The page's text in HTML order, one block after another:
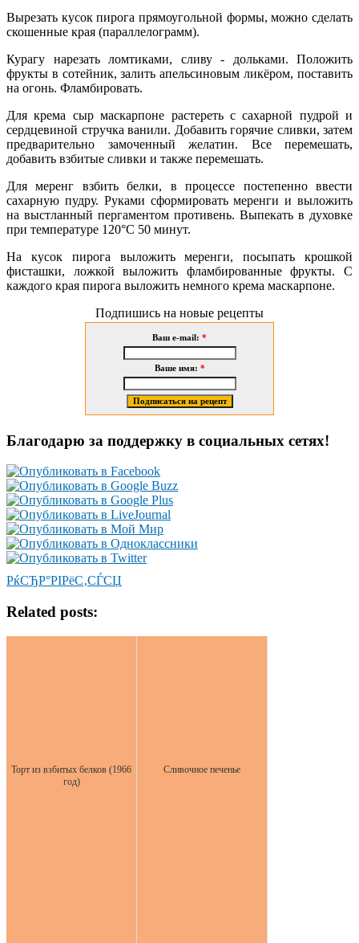
Вырезать кусок пирога прямоугольной формы, можно сделать
скошенные края (параллелограмм).
Курагу нарезать ломтиками, сливу - дольками. Положить
фрукты в сотейник, залить апельсиновым ликёром, поставить
на огонь. Фламбировать.
Для крема сыр маскарпоне растереть с сахарной пудрой и
сердцевиной стручка ванили. Добавить горячие сливки, затем
предварительно замоченный желатин. Все перемешать,
добавить взбитые сливки и также перемешать.
Для меренг взбить белки, в процессе постепенно ввести
сахарную пудру. Руками сформировать меренги и выложить
на выстланный пергаментом противень. Выпекать в духовке
при температуре 120°С 50 минут.
На кусок пирога выложить меренги, посыпать крошкой
фисташки, ложкой выложить фламбированные фрукты. С
каждого края пирога выложить немного крема маскарпоне.
Подпишись на новые рецепты
Ваш e-mail: *
Ваше имя: *
Благодарю за поддержку в социальных сетях!
РќСЂР°РІРёС‚СЃСЏ
Related posts:
Торт из взбитых белков (1966
год)
Сливочное печенье